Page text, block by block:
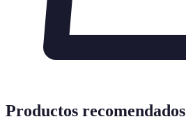
Productos recomendados